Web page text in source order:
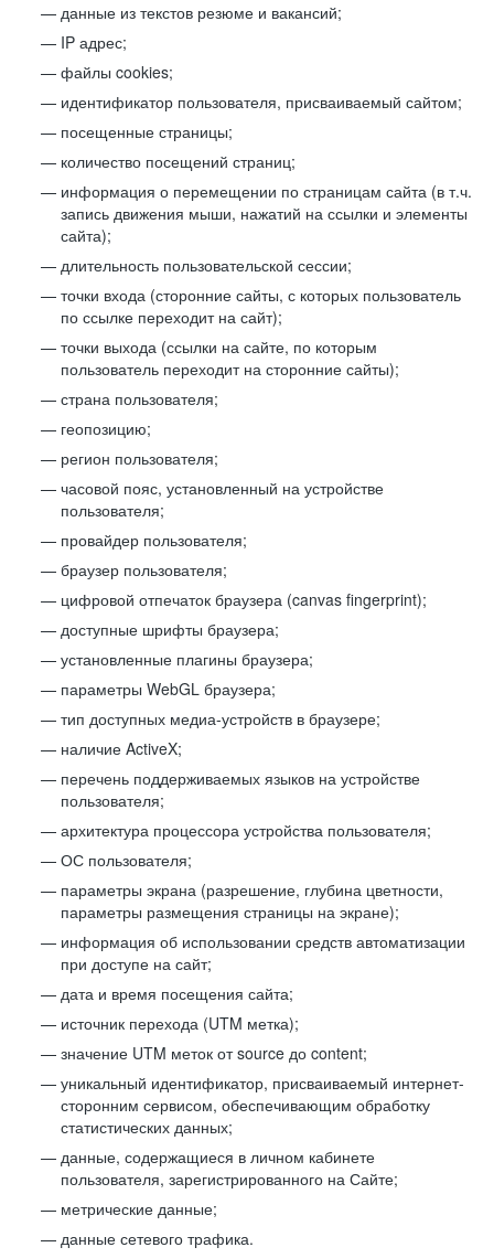
данные из текстов резюме и вакансий;
IP адрес;
файлы cookies;
идентификатор пользователя, присваиваемый сайтом;
посещенные страницы;
количество посещений страниц;
информация о перемещении по страницам сайта (в т.ч.
запись движения мыши, нажатий на ссылки и элементы
сайта);
длительность пользовательской сессии;
точки входа (сторонние сайты, с которых пользователь
по ссылке переходит на сайт);
точки выхода (ссылки на сайте, по которым
пользователь переходит на сторонние сайты);
страна пользователя;
геопозицию;
регион пользователя;
часовой пояс, установленный на устройстве
пользователя;
провайдер пользователя;
браузер пользователя;
цифровой отпечаток браузера (canvas fingerprint);
доступные шрифты браузера;
установленные плагины браузера;
параметры WebGL браузера;
тип доступных медиа-устройств в браузере;
наличие ActiveX;
перечень поддерживаемых языков на устройстве
пользователя;
архитектура процессора устройства пользователя;
ОС пользователя;
параметры экрана (разрешение, глубина цветности,
параметры размещения страницы на экране);
информация об использовании средств автоматизации
при доступе на сайт;
дата и время посещения сайта;
источник перехода (UTM метка);
значение UTM меток от source до content;
уникальный идентификатор, присваиваемый интернет-
сторонним сервисом, обеспечивающим обработку
статистических данных;
данные, содержащиеся в личном кабинете
пользователя, зарегистрированного на Сайте;
метрические данные;
данные сетевого трафика.